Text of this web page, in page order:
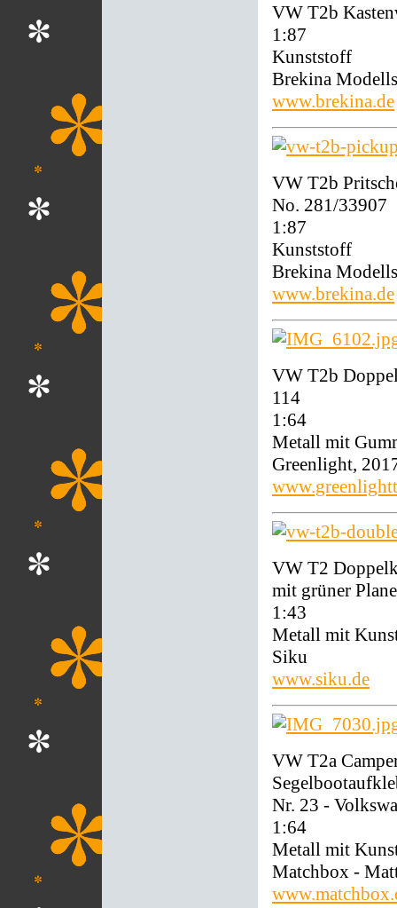
VW T2b
1:87
Kunststoff
Brekina
www.brekina.de
VW T2b
No. 281/33907
1:87
Kunststoff
Brekina
www.brekina.de
VW T2b
114
1:64
Metall mit
Greenlight,
VW T2
mit grüner Plane
1:43
Metall mit
Siku
www.siku.de
VW T2a
Nr. 23 -
1:64
Metall mit
Matchbox -